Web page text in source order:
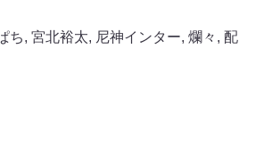
ち, 宮北裕太, 尼神インター, 爛々 , 配